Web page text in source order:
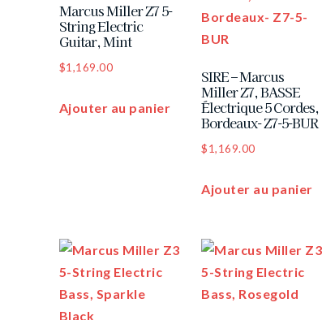
Marcus Miller Z7 5-
String Electric
Guitar, Mint
$1,169.00
Ajouter au panier
SIRE – Marcus
Miller Z7, BASSE
Électrique 5 Cordes,
Bordeaux- Z7-5-BUR
$1,169.00
Ajouter au panier